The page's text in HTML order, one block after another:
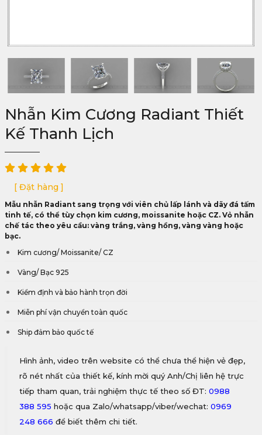
Nhẫn Kim Cương Radiant Thiết
Kế Thanh Lịch
[ Đặt hàng ]
Mẫu nhẫn Radiant sang trọng với viên chủ lấp lánh và dãy đá tấm
tinh tế, có thể tùy chọn kim cương, moissanite hoặc CZ. Vỏ nhẫn
chế tác theo yêu cầu: vàng trắng, vàng hồng, vàng vàng hoặc
bạc.
Kim cương/ Moissanite/ CZ
Vàng/ Bạc 925
Kiểm định và bảo hành trọn đời
Miễn phí vận chuyển toàn quốc
Ship đảm bảo quốc tế
Hình ảnh, video trên website có thể chưa thể hiện vẻ đẹp,
rõ nét nhất của thiết kế, kính mời quý Anh/Chị liên hệ trực
tiếp tham quan, trải nghiệm thực tế theo số ĐT: 0988
388 595 hoặc qua Zalo/whatsapp/viber/wechat: 0969
248 666 để biết thêm chi tiết.